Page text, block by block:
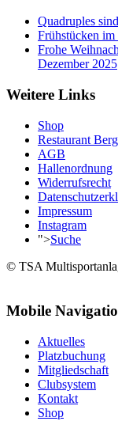
Quadruples
Frühstücken
Frohe
Dezember 2025
Weitere Links
Shop
Restaurant
AGB
Hallenordnung
Widerrufsrecht
Impressum
Instagram
">Suche
© TSA
Mobile
Aktuelles
Platzbuchung
Mitgliedschaft
Clubsystem
Kontakt
Shop